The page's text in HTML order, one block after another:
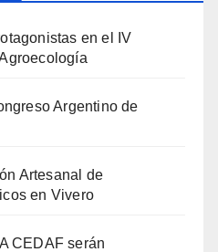
en el IV
Argentino de
Artesanal de
en Vivero
CEDAF serán